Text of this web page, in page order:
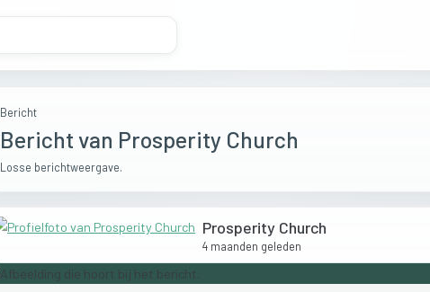
Bericht
Bericht van Prosperity Church
Losse berichtweergave.
Prosperity Church
4 maanden geleden